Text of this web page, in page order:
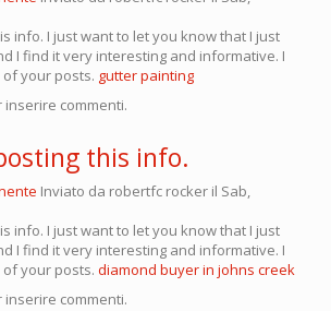
info. I just want to let you know that I just
I find it very interesting and informative. I
your posts. gutter painting
inserire commenti.
this info.
Inviato da robertfc rocker il Sab,
info. I just want to let you know that I just
I find it very interesting and informative. I
your posts. diamond buyer in johns creek
inserire commenti.